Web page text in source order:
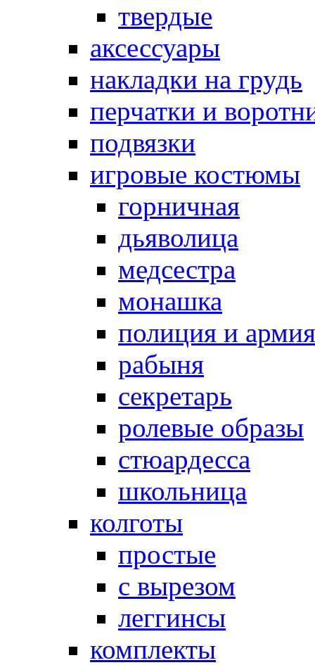
твердые
аксессуары
накладки на грудь
перчатки и
подвязки
игровые костюмы
горничная
дьяволица
медсестра
монашка
полиция и армия
рабыня
секретарь
ролевые образы
стюардесса
школьница
колготы
простые
с вырезом
леггинсы
комплекты